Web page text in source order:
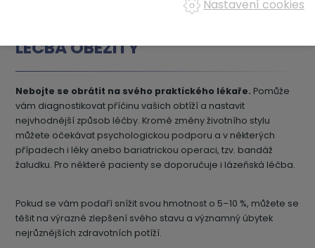
LÉČBA OBEZITY
Nebojte se obrátit na svého praktického lékaře. Pomůže
vám diagnostikovat příčinu vašich obtíží a nastavit
nejvhodnější způsob léčby. Kromě změny životního stylu
můžete očekávat psychologickou podporu a v některých
případech i léky anebo bariatrickou operaci, tzv. bandáž
žaludku. Pro některé pacienty se doporučuje i lázeňská léčba.
Pokud se vám podaří snížit svou hmotnost o 5–10 %, můžete se
těšit na výrazné zlepšení svého stavu a významný úbytek
nejrůznějších zdravotních potíží.
Nastavení cookies